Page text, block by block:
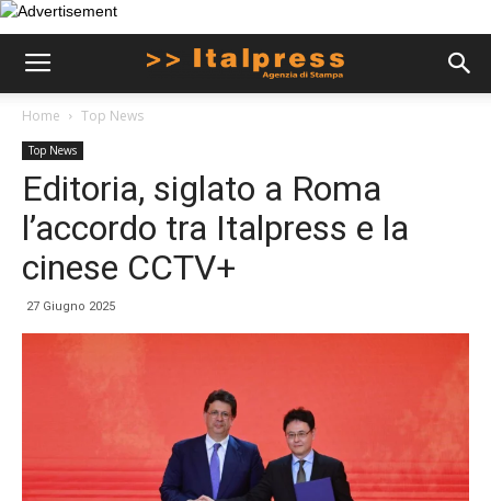
Home Top News
Top News
Editoria, siglato a Roma
l’accordo tra Italpress e la
cinese CCTV+
27 Giugno 2025